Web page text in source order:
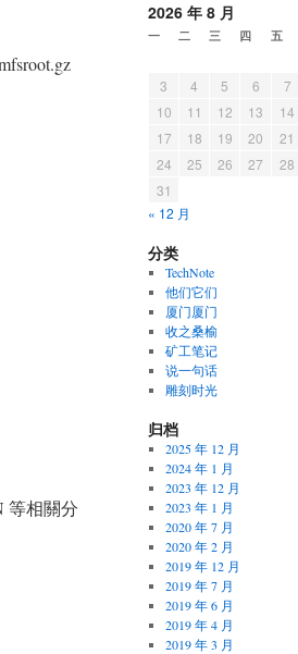
等相關分
2026 年 8 月
一 二 三 四 五
3
4 5 6 7
10
11 12 13 14
17
18 19 20 21
24
25 26 27 28
31
« 12 月
分类
TechNote
他们它们
厦门厦门
收之桑榆
矿工笔记
说一句话
雕刻时光
归档
2025 年 12 月
2024 年 1 月
2023 年 12 月
2023 年 1 月
2020 年 7 月
2020 年 2 月
2019 年 12 月
2019 年 7 月
2019 年 6 月
2019 年 4 月
2019 年 3 月